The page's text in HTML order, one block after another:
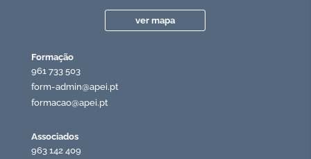
ver mapa
Formação
961 733 503
form-admin@apei.pt
formacao@apei.pt
Associados
963 142 409